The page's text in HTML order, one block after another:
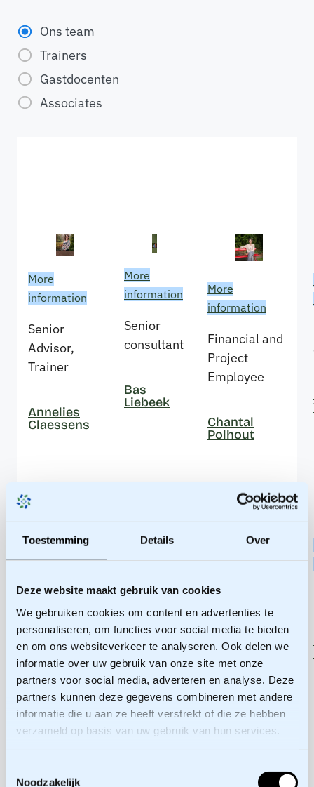
Toestemming Details Over
Deze website maakt gebruik van cookies
We gebruiken cookies om content en advertenties te
personaliseren, om functies voor social media te bieden
en om ons websiteverkeer te analyseren. Ook delen we
informatie over uw gebruik van onze site met onze
partners voor social media, adverteren en analyse. Deze
partners kunnen deze gegevens combineren met andere
informatie die u aan ze heeft verstrekt of die ze hebben
verzameld op basis van uw gebruik van hun services.
Noodzakelijk
Ons team
Trainers
Gastdocenten
Associates
More
information
Senior
Advisor,
Trainer
Annelies
Claessens
More
information
Senior
consultant
Bas
Liebeek
More
information
Financial and
Project
Employee
Chantal
Polhout
More
information
Senior
consultant
Esther
Vriesendorp
More
information
SSE
Academy
Employee
Fleur de
Groodt
Trainer
Hans van
Zijst